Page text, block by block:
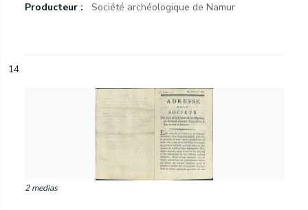
Producteur : Société archéologique de Namur
14
2 medias